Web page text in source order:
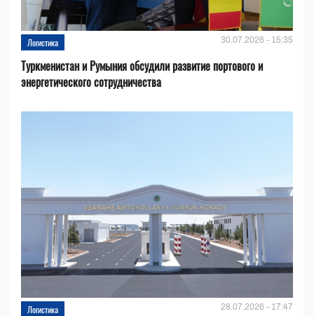
Логистика 30.07.2026 - 15:35
Туркменистан и Румыния обсудили развитие портового и
энергетического сотрудничества
Логистика 28.07.2026 - 17:47